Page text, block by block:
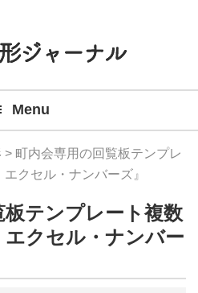
料
テ
プ
レ
ー
ト
Menu
> 町内会専用の回覧板テンプレ
クセル・ナンバーズ』
板テンプレート複数
エクセル・ナンバー